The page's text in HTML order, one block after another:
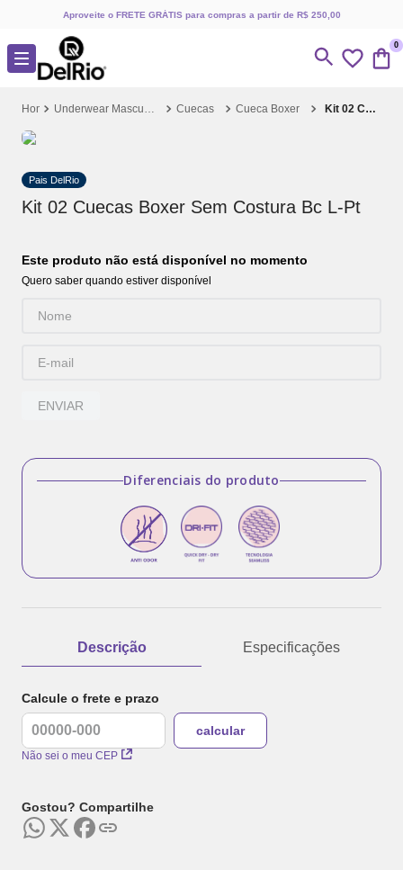
Aproveite o FRETE GRÁTIS para compras a partir de R$ 250,00
0
Underwear Masculino Cuecas Cueca Boxer Kit 02 Cuecas Boxer Sem Costura Bc L-Pt
Pais DelRio
Kit 02 Cuecas Boxer Sem Costura Bc L-Pt
Este produto não está disponível no momento
Quero saber quando estiver disponível
ENVIAR
Diferenciais do produto
Descrição Especificações
Calcule o frete e prazo
Não sei o meu CEP
Gostou? Compartilhe